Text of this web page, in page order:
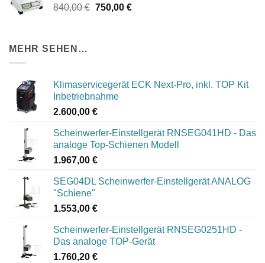
840,00€ Ursprünglicher
750,00 €Aktueller
MEHR SEHEN…
Klimaservicegerät ECK Next-Pro, inkl. TOP Kit
Inbetriebnahme
2.600,00 €
Scheinwerfer-Einstellgerät RNSEG041HD - Das
analoge Top-Schienen Modell
1.967,00 €
SEG04DL Scheinwerfer-Einstellgerät ANALOG
"Schiene"
1.553,00 €
Scheinwerfer-Einstellgerät RNSEG0251HD -
Das analoge TOP-Gerät
1.760,20 €